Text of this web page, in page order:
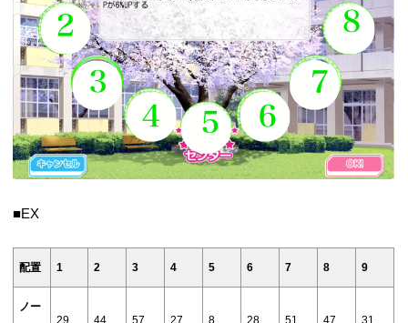
■EX
配置 1 2 3 4 5 6 7 8 9
ノー
29 44 57 27 8 28 51 47 31